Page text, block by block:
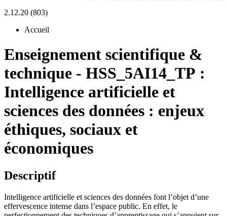
2.12.20 (803)
Accueil
Enseignement scientifique &
technique - HSS_5AI14_TP :
Intelligence artificielle et
sciences des données : enjeux
éthiques, sociaux et
économiques
Descriptif
Intelligence artificielle et sciences des données font l’objet d’une
effervescence intense dans l’espace public. En effet, le